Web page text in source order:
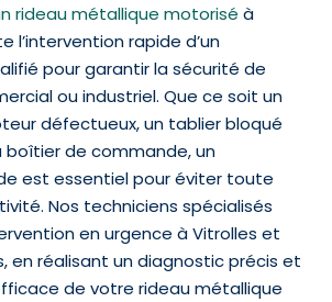
rideau métallique motorisé à
l’intervention rapide d’un
pour garantir la sécurité de
ou industriel. Que ce soit un
défectueux, un tablier bloqué
boîtier de commande, un
est essentiel pour éviter toute
Nos techniciens spécialisés
en urgence à Vitrolles et
en réalisant un diagnostic précis et
de votre rideau métallique